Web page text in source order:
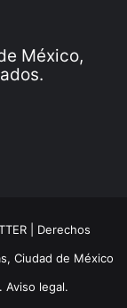
México,
| Derechos
Ciudad de México
Aviso legal.